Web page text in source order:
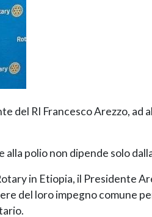
del RI Francesco Arezzo, ad
polio non dipende solo
in Etiopia, il Presidente
del loro impegno comune